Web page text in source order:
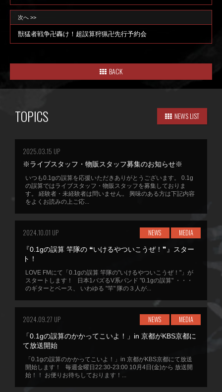
次へ >>
獣猛者戦争卍轟け！超誤算狩猟卍先行予約会
BACK
TOPICS NEWS LIST
2025.03.15 UP
※ライブスタッフ・物販スタッフ募集のお知らせ※
いつも0.1gの誤算を応援いただきありがとうございます。 0.1g
の誤算ではライブスタッフ・物販スタッフを募集しておりま
す。 経験者・未経験者は問いません。 興味のある方は下記内容
をよくお読みの上ご応...
2024.10.01 UP NEWS MEDIA
『0.1gの誤算 竿隊の ❝いけるやついこうぜ！❞』スター
ト！
LOVE FMにて「0.1gの誤算 竿隊の"いけるやついこうぜ！"」が
スタートします！ 日本1バズるV系バンド "0.1gの誤算" ・・・
のギターとベース、 いわゆる "竿" 隊の３人が...
2024.09.27 UP NEWS MEDIA
「0.1gの誤算のかかってこいよ！」in 京都がKBS京都に
て放送開始
「0.1gの誤算のかかってこいよ！」in 京都がKBS京都にて放送
開始します！ 毎週金曜日22:30-23:00 10月4日(金)から 放送開
始！！ お便りお待ちしております！...